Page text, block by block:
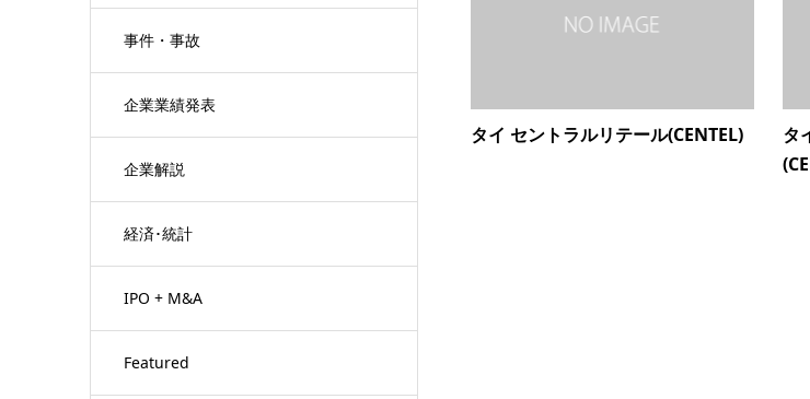
事件・事故
企業業績発表
企業解説
経済･統計
IPO + M&A
Featured
タイ セントラルリテール(CENTEL)
タ